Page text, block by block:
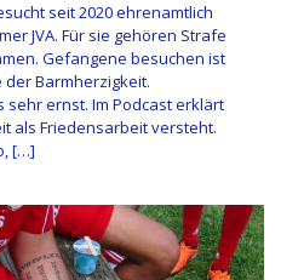
seit 2020 ehrenamtlich
JVA. Für sie gehören Strafe
Gefangene besuchen ist
Barmherzigkeit.
sehr ernst. Im Podcast erklärt
als Friedensarbeit versteht.
[…]